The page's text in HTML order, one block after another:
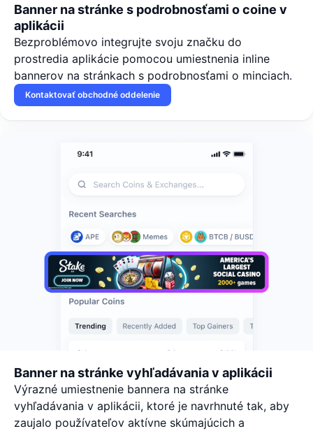
Banner na stránke s podrobnosťami o coine v
aplikácii
Bezproblémovo integrujte svoju značku do
prostredia aplikácie pomocou umiestnenia inline
bannerov na stránkach s podrobnosťami o minciach.
Kontaktovať obchodné oddelenie
Banner na stránke vyhľadávania v aplikácii
Výrazné umiestnenie bannera na stránke
vyhľadávania v aplikácii, ktoré je navrhnuté tak, aby
zaujalo používateľov aktívne skúmajúcich a